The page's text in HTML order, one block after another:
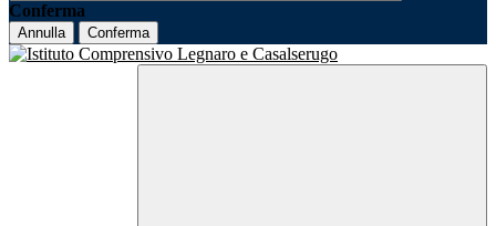
Conferma
Annulla Conferma